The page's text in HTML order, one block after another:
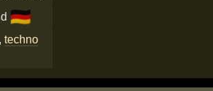
🇩🇪
,techno